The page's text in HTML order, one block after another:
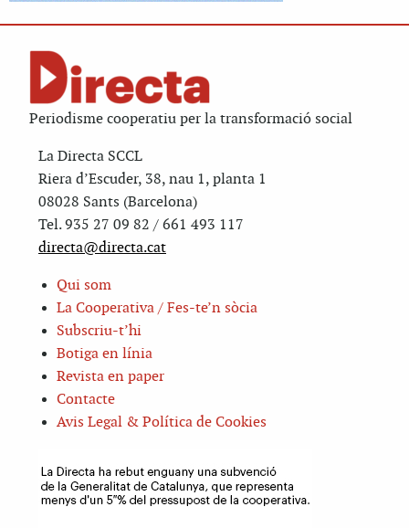
Periodisme cooperatiu per la transformació social
La Directa SCCL
Riera d’Escuder, 38, nau 1, planta 1
08028 Sants (Barcelona)
Tel. 935 27 09 82 / 661 493 117
directa@directa.cat
Qui som
La Cooperativa / Fes-te’n sòcia
Subscriu-t’hi
Botiga en línia
Revista en paper
Contacte
Avis Legal & Política de Cookies